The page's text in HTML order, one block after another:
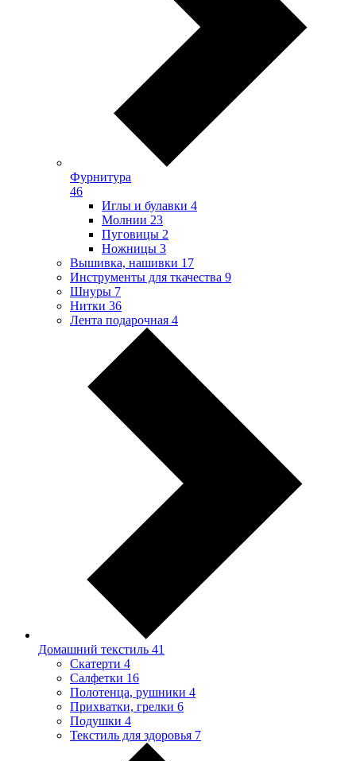
Фурнитура
46
Иглы и булавки 4
Молнии 23
Пуговицы 2
Ножницы 3
Вышивка, нашивки 17
Инструменты для ткачества 9
Шнуры 7
Нитки 36
Лента подарочная 4
Домашний текстиль 41
Скатерти 4
Салфетки 16
Полотенца, рушники 4
Прихватки, грелки 6
Подушки 4
Текстиль для здоровья 7